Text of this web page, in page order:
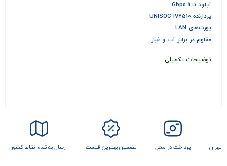
آپلود تا 1 Gbps
پردازنده UNISOC IVY510
پورت‌های LAN
مقاوم در برابر آب و غبار
توضیحات تکمیلی
تهران پرداخت در محل تضمین بهترین قیمت ارسال به تمام نقاط کشور